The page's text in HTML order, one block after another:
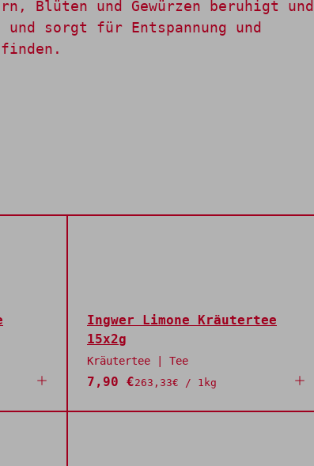
Blüten und Gewürzen beruhigt und
und sorgt für Entspannung und
Ingwer Limone Kräutertee
15x2g
Kräutertee | Tee
7,90 €263,33€ / 1kg